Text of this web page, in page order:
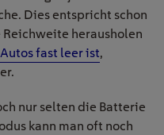
Dies entspricht schon
herausholen
fast leer ist,
nur selten die Batterie
kann man oft noch